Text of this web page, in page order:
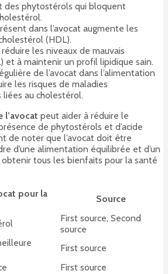
des phytostérols qui bloquent
dans l’avocat augmente les
(HDL).
les niveaux de mauvais
et à maintenir un profil lipidique sain.
de l’avocat dans l’alimentation
les risques de maladies
liées au cholestérol.
l’avocat peut aider à réduire le
de phytostérols et d’acide
de noter que l’avocat doit être
d’une alimentation équilibrée et d’un
tous les bienfaits pour la santé
pour la
Source
First source, Second
source
First source
First source